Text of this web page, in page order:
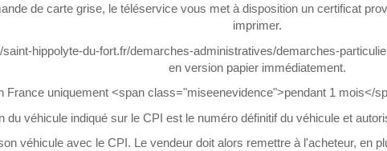
de carte grise, le téléservice vous met à disposition un certificat
imprimer.
hippolyte-du-fort.fr/demarches-administratives/demarches-
en version papier immédiatement.
France uniquement <span class="miseenevidence">pendant 1 mois</
du véhicule indiqué sur le CPI est le numéro définitif du véhicule et
véhicule avec le CPI. Le vendeur doit alors remettre à l'acheteur, en